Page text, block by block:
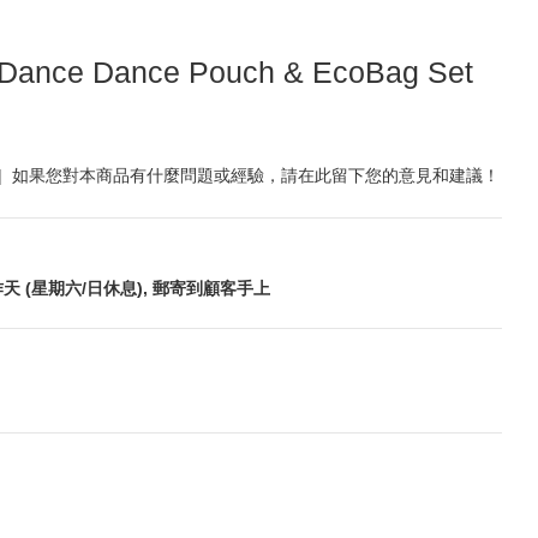
Dance Pouch & EcoBag Set
如果您對本商品有什麼問題或經驗，請在此留下您的意見和建議！
(星期六/日休息), 郵寄到顧客手上